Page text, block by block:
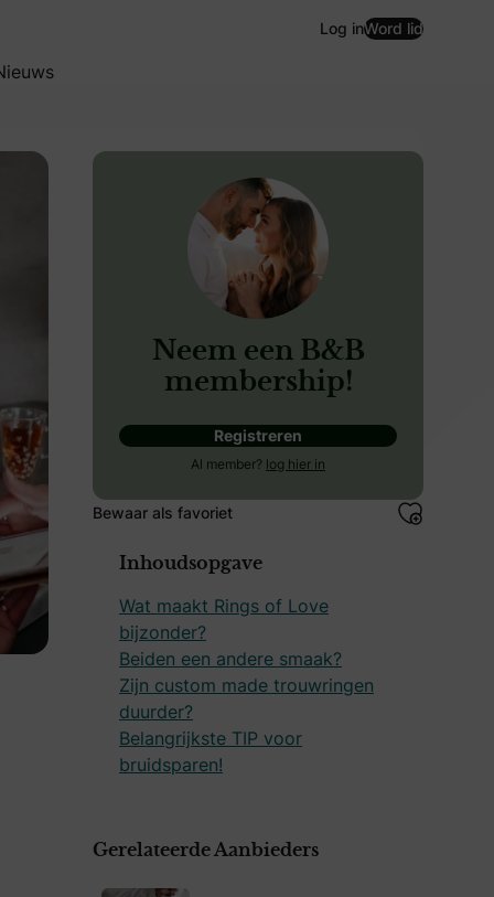
Log inWord lid
Jacqueline komt namelijk door heel Nederland
Neem een B&B
membership!
Registreren
Al member? log hier in
Bewaar als favoriet
Inhoudsopgave
Wat maakt Rings of Love
bijzonder?
Beiden een andere smaak?
Zijn custom made trouwringen
duurder?
Belangrijkste TIP voor
bruidsparen!
Gerelateerde Aanbieders